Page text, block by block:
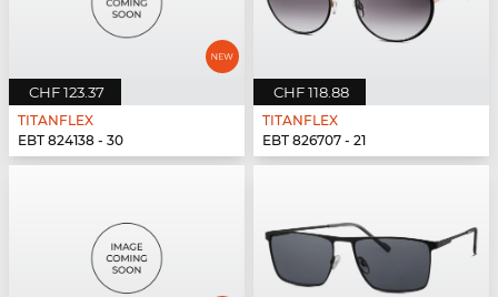
CHF 123.37
TITANFLEX
EBT 824138 - 30
CHF 118.88
TITANFLEX
EBT 826707 - 21